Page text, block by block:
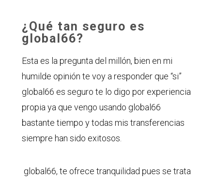
¿Qué tan seguro es
global66?
Esta es la pregunta del millón, bien en mi
humilde opinión te voy a responder que “si”
global66 es seguro te lo digo por experiencia
propia ya que vengo usando global66
bastante tiempo y todas mis transferencias
siempre han sido exitosos.
global66, te ofrece tranquilidad pues se trata